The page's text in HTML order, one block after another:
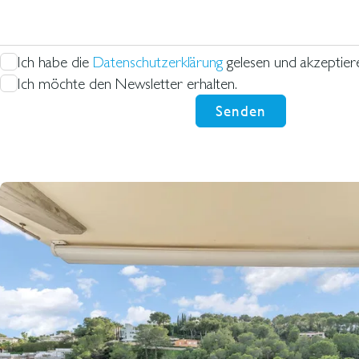
Ich habe die Datenschutzerklärung gelesen und
Ich möchte den Newsletter erhalten.
Senden